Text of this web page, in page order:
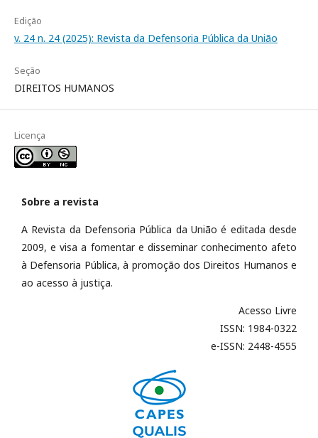
Edição
v. 24 n. 24 (2025): Revista da Defensoria Pública da União
Seção
DIREITOS HUMANOS
Licença
Sobre a revista
A Revista da Defensoria Pública da União é editada desde
2009, e visa a fomentar e disseminar conhecimento afeto
à Defensoria Pública, à promoção dos Direitos Humanos e
ao acesso à justiça.
Acesso Livre
ISSN: 1984-0322
e-ISSN: 2448-4555